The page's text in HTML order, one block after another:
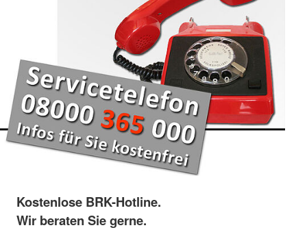
Kostenlose BRK-Hotline.
Wir beraten Sie gerne.